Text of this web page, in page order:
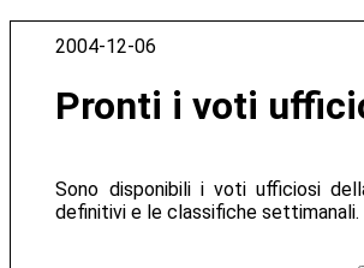
2004-12-06
Pronti i voti
Sono disponibili i voti ufficiosi
definitivi e le classifiche